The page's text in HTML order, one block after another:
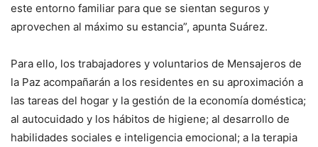
este entorno familiar para que se sientan seguros y
aprovechen al máximo su estancia”, apunta Suárez.
Para ello, los trabajadores y voluntarios de Mensajeros de
la Paz acompañarán a los residentes en su aproximación a
las tareas del hogar y la gestión de la economía doméstica;
al autocuidado y los hábitos de higiene; al desarrollo de
habilidades sociales e inteligencia emocional; a la terapia